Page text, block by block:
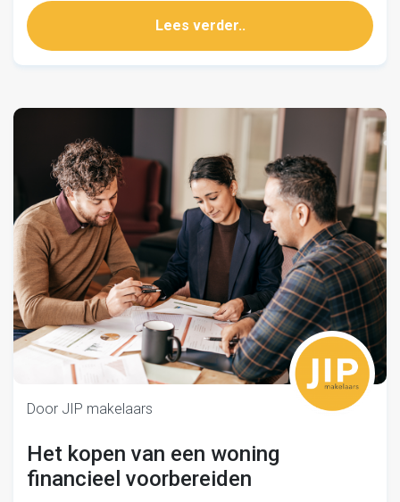
Lees verder..
Door JIP makelaars
Het kopen van een woning
financieel voorbereiden